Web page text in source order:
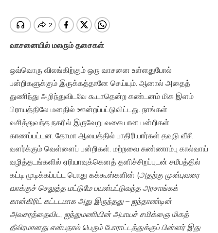
வாசனையில் மலரும் தசைகள்
ஒவ்வொரு விலங்கிற்கும் ஒரு வாசனை உள்ளதுபோல்
பன்றிகளுக்கும் இருக்கத்தானே செய்யும். ஆனால் அதைத்
துணிந்து அறிந்துவிடவே கூடாதென்ற கண்டனம் மிக இளம்
பிராயத்திலே மனதில் ஊன்றப்பட்டுவிட்டது. நாங்கள்
வசித்துவந்த நகரில் இருவேறு வகையான பன்றிகள்
காணப்பட்டன. தோமா ஆலயத்தில் பாதிரியார்கள் தவுடு வீசி
வளர்க்கும் வெள்ளைப் பன்றிகள். மற்றவை சுண்ணாம்பு கால்வாய்
வழித்தடங்களில் ஏரியாவுக்கெனத் தனிச்சிறப்புடன் சமீபத்தில்
கட்டி முடிக்கப்பட்ட பொது கக்கூஸ்களின் (அதற்கு முன்புவரை
வாக்குச் செலுத்த மட்டுமே பயன்பட்டுவந்த அரசாங்கக்
கான்கிரிட் கட்டடமாக அது இருந்தது– ஐந்தாண்டின்
அவசரத்தைவிட, ஐந்துமணியின் அபாயச் சமிக்ஞை மிகத்
தீவிரமானது என்பதால் பெரும் போராட்டத்துக்குப் பின்னர் இது